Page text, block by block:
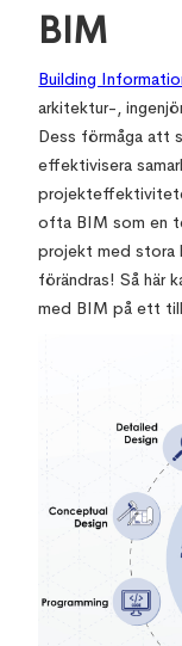
BIM
Building
arkitektur-,
Dess förmåga att
effektivisera
ofta BIM som en
projekt med stora
förändras! Så här
med BIM på ett